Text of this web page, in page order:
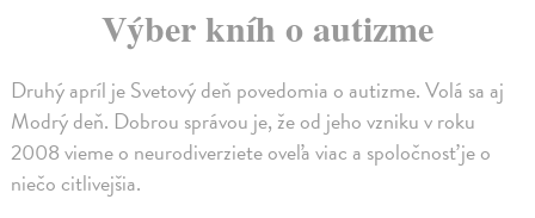
Výber kníh o autizme
Druhý apríl je Svetový deň povedomia o autizme. Volá sa aj
Modrý deň. Dobrou správou je, že od jeho vzniku v roku
2008 vieme o neurodiverziete oveľa viac a spoločnosť je o
niečo citlivejšia.